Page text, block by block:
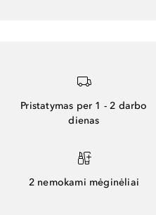
Pristatymas per 1 - 2 darbo
dienas
2 nemokami mėginėliai